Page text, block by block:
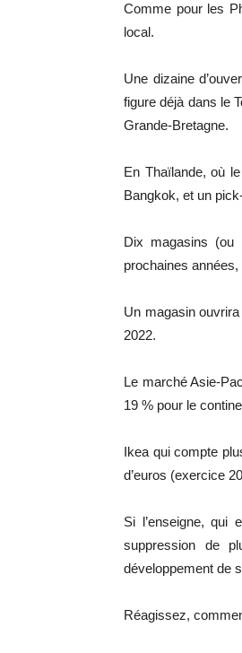
Comme pour les
local.
Une dizaine
figure déjà dans le
Grande-Bretagne.
En Thaïlande, où
Bangkok, et un
Dix magasins (ou
prochaines
Un magasin
2022.
Le marché Asie-
19 % pour le
Ikea qui compte
d’euros (exercice
Si l’enseigne, qui
suppression de
développement de
Réagissez,